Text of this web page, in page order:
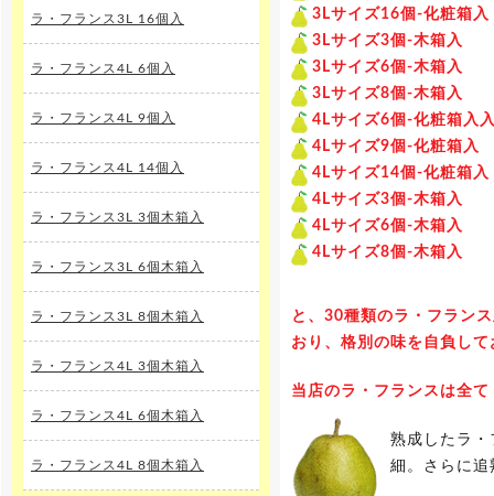
3Lサイズ16個-化粧箱入
3Lサイズ3個-木箱入
3Lサイズ6個-木箱入
3Lサイズ8個-木箱入
4Lサイズ6個-化粧箱入
4Lサイズ9個-化粧箱入
4Lサイズ14個-化粧箱入
4Lサイズ3個-木箱入
4Lサイズ6個-木箱入
4Lサイズ8個-木箱入
と、30種類のラ・フラン
おり、格別の味を自負して
当店のラ・フランスは全
熟成したラ
細。さらに追
ラ・フランス3L 16個入
ラ・フランス4L 6個入
ラ・フランス4L 9個入
ラ・フランス4L 14個入
ラ・フランス3L 3個木箱入
ラ・フランス3L 6個木箱入
ラ・フランス3L 8個木箱入
ラ・フランス4L 3個木箱入
ラ・フランス4L 6個木箱入
ラ・フランス4L 8個木箱入